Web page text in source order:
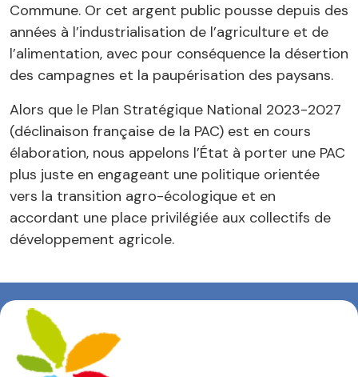
Commune. Or cet argent public pousse depuis des
années à l’industrialisation de l’agriculture et de
l’alimentation, avec pour conséquence la désertion
des campagnes et la paupérisation des paysans.
Alors que le Plan Stratégique National 2023-2027
(déclinaison française de la PAC) est en cours
élaboration, nous appelons l’État à porter une PAC
plus juste en engageant une politique orientée
vers la transition agro-écologique et en
accordant une place privilégiée aux collectifs de
développement agricole.